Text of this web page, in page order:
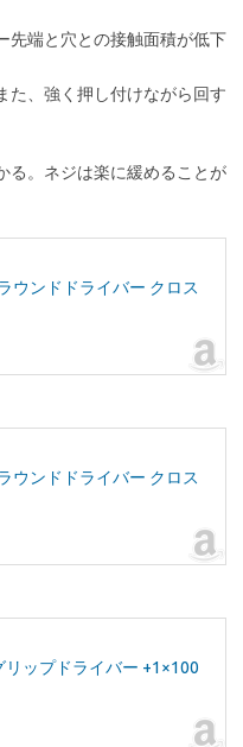
先端と穴との接触面積が低下
た、強く押し付けながら回す
る。ネジは楽に緩めることが
ウンドドライバー クロス
ウンドドライバー クロス
リップドライバー +1×100